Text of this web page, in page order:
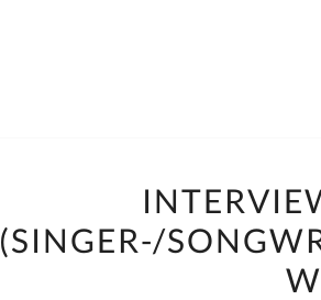
(SINGER-/